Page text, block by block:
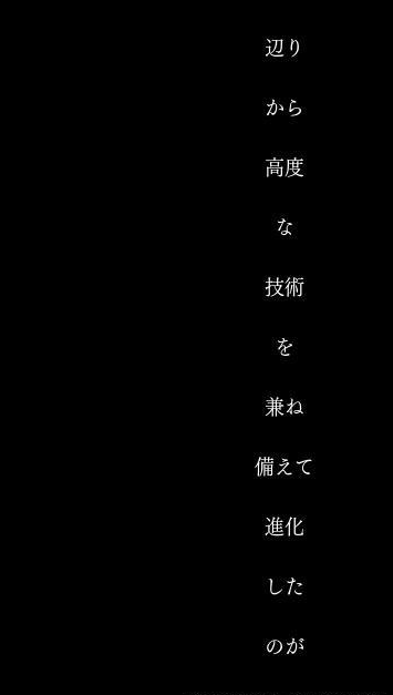
辺り
から
高度
な
技術
を
兼ね
備えて
進化
した
のが